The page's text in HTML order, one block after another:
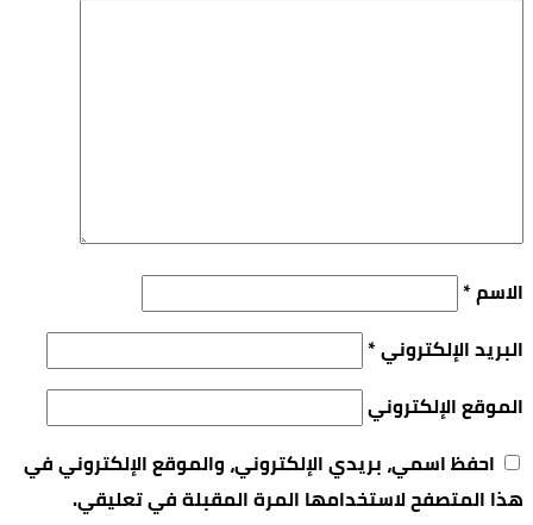
الاسم*
البريد الإلكتروني*
الموقع الإلكتروني
احفظ اسمي، بريدي الإلكتروني، والموقع الإلكتروني في
هذا المتصفح لاستخدامها المرة المقبلة في تعليقي.